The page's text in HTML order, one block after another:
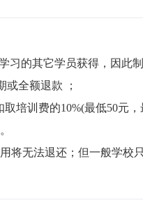
的其它学员获得，因此
或全额退款 ；
培训费的10%(最低50元，
将无法退还；但一般学校